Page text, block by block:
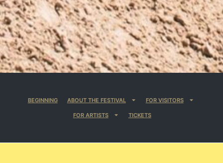
BEGINNING ABOUT THE FESTIVAL FOR VISITORS
FOR ARTISTS TICKETS